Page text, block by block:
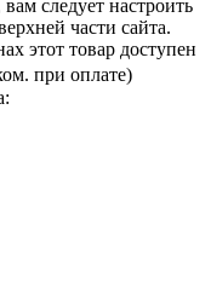
следует настроить
части сайта.
этот товар доступен
при оплате)